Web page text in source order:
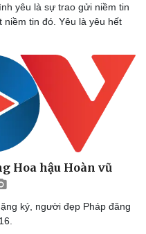
yêu là sự trao gửi niềm tin
tin đó. Yêu là yêu hết
Hoa hậu Hoàn vũ
ký, người đẹp Pháp đăng